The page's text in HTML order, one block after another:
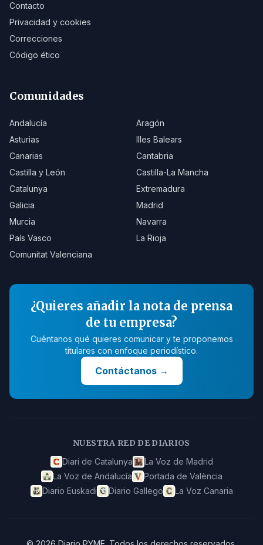
Contacto
Privacidad y cookies
Correcciones
Código ético
Comunidades
Andalucía
Aragón
Asturias
Illes Balears
Canarias
Cantabria
Castilla y León
Castilla-La Mancha
Catalunya
Extremadura
Galicia
Madrid
Murcia
Navarra
País Vasco
La Rioja
Comunitat Valenciana
¿Quieres añadir la nota de prensa
de tu empresa?
Cuéntanos qué quieres comunicar y te proponemos
titulares con enfoque periodístico.
Contáctanos→
NUESTRA RED DE DIARIOS
Diari de Catalunya
La Voz de Madrid
La Voz de Andalucía
Portada de València
Diario Euskadi
Diario Gallego La Voz Canaria